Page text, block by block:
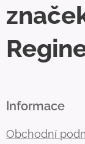
Informace
Obchodní